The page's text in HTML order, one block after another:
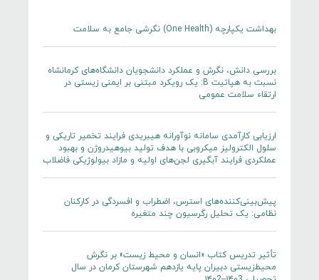
بهداشت یکپارچه (One Health) نگرشی جامع به سلامت
بررسی دانش، نگرش و عملکرد دانشجویان دانشگاه‌های کرمانشاه
نسبت به هپاتیت B: یک رویکرد مبتنی بر ایمنی زیستی در
ارتقاء سلامت عمومی
ارزیابی کارآمدی سامانه نوآورانه هیبریدی فرایند تخمیر تاریکی و
سلول الکترولیز میکروبی با هدف تولید بیوهیدروژن و بهبود
عملکردی فرایند آبگیری لجن‌های اولیه و مازاد بیولوژیکی فاضلاب
پیش‌بینی‌کننده‌های استرس، اضطراب و افسردگی در کارکنان
نظامی: یک تحلیل رگرسیون چند متغیره
تأثیر تدریس کتاب «انسان و محیط زیست» بر نگرش
محیط‌زیستی دبیران پایه یازدهم شهرستان کرمان در سال